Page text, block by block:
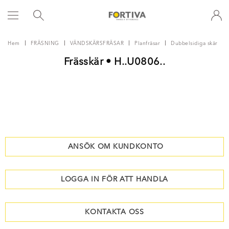
Hem FRÄSNING VÄNDSKÄRSFRÄSAR Planfräsar Dubbelsidiga skär
Frässkär • H..U0806..
ANSÖK OM KUNDKONTO
LOGGA IN FÖR ATT HANDLA
KONTAKTA OSS